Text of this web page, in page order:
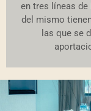
en tres líneas
del mismo
las que se